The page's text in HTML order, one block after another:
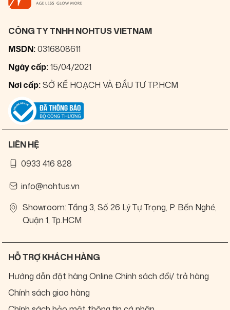
CÔNG TY TNHH NOHTUS VIETNAM
MSDN:0316808611
Ngày cấp:15/04/2021
Nơi cấp:SỞ KẾ HOẠCH VÀ ĐẦU TƯ TP.HCM
LIÊN HỆ
0933 416 828
info@nohtus.vn
Showroom: Tầng 3, Số 26 Lý Tự Trọng, P. Bến Nghé,
Quận 1, Tp.HCM
HỖ TRỢ KHÁCH HÀNG
Hướng dẫn đặt hàng Online Chính sách đổi/ trả hàng
Chính sách giao hàng